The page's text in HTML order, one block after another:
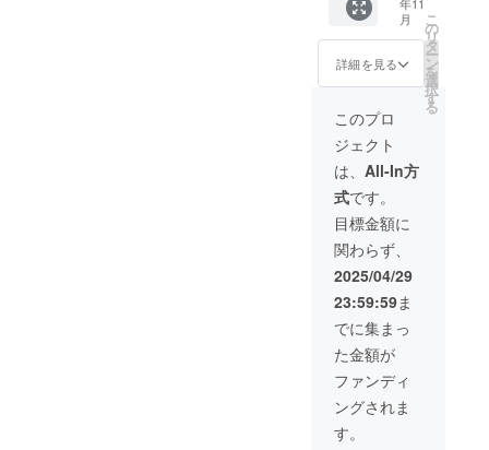
イベン
トにご
ただけ
ない場
も、
「ファ
イナル
リクエ
場版・
Ⅰ」の
WEB配
信を期
間限定
にて視
聴可能
です）
（イベ
ントと
ゲーム
等配布
物のタ
ワール
ドツ
アー大
阪編」
特製CD
馬県か
少女
特別体
収録予
定）
（主題
歌
「勇者
び」
別テイ
録予
定） ・
イナル
入り特
製クリ
アファ
イル ・
「ファ
リクエ
スト
ワール
ドツ
アー大
阪編」
Web配
布 ・実
ム
「ファ
イナル
リクエ
スト
ワール
ドツ
上映会
＆トー
ク
ショー
参加チ
・二次
会参加
チケッ
ト（飲
食費
別） ・
特製ア
クリル
スタン
ド（大
阪版）
・特製
壁紙 ・
サイン
入り特
製クリ
アファ
イル ・
年11
月
詳細を見る
こ
の
リ
タ
ー
ン
を
選
択
す
る
このプロ
ジェクト
は、 All-In方
式です。
目標金額に
関わらず、
2025/04/29
23:59:59ま
でに集まっ
た金額が
ファンディ
ングされま
す。